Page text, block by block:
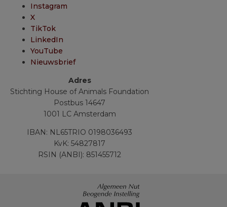
Instagram
X
TikTok
LinkedIn
YouTube
Nieuwsbrief
Adres
Stichting House of Animals Foundation
Postbus 14647
1001 LC Amsterdam
IBAN: NL65TRIO 0198036493
KvK: 54827817
RSIN (ANBI): 851455712